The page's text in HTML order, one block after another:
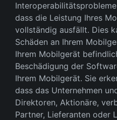
dass die Leistung Ihres
vollständig ausfällt. Dies
Schäden an Ihrem
Ihrem Mobilgerät
Beschädigung der
Ihrem Mobilgerät. Sie
dass das Unternehmen
Direktoren, Aktionäre,
Partner, Lieferanten oder